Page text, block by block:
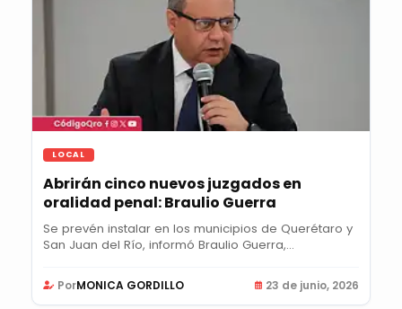
LOCAL
Abrirán cinco nuevos juzgados en
oralidad penal: Braulio Guerra
Se prevén instalar en los municipios de Querétaro y
San Juan del Río, informó Braulio Guerra,...
PorMONICA GORDILLO 23 de junio, 2026